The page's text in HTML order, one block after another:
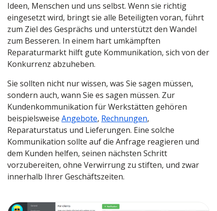
Ideen, Menschen und uns selbst. Wenn sie richtig
eingesetzt wird, bringt sie alle Beteiligten voran, führt
zum Ziel des Gesprächs und unterstützt den Wandel
zum Besseren. In einem hart umkämpften
Reparaturmarkt hilft gute Kommunikation, sich von der
Konkurrenz abzuheben.
Sie sollten nicht nur wissen, was Sie sagen müssen,
sondern auch, wann Sie es sagen müssen. Zur
Kundenkommunikation für Werkstätten gehören
beispielsweise Angebote, Rechnungen,
Reparaturstatus und Lieferungen. Eine solche
Kommunikation sollte auf die Anfrage reagieren und
dem Kunden helfen, seinen nächsten Schritt
vorzubereiten, ohne Verwirrung zu stiften, und zwar
innerhalb Ihrer Geschäftszeiten.